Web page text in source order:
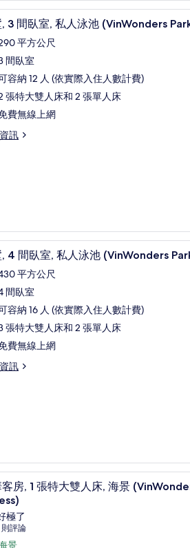
迷你吧、客房內
, 3 間臥室, 私人泳池 (VinWonders
平方公尺
間臥室
容納 12 人 (依實際入住人數計費)
張特大雙人床和 2 張單人床
費無線上網
訊
迷你吧、客房內
, 4 間臥室, 私人泳池 (VinWonders
平方公尺
間臥室
容納 16 人 (依實際入住人數計費)
張特大雙人床和 2 張單人床
費無線上網
訊
迷你吧、客房內
房, 1 張特大雙人床, 海景
分，滿分 10 分
極了
則評論
景